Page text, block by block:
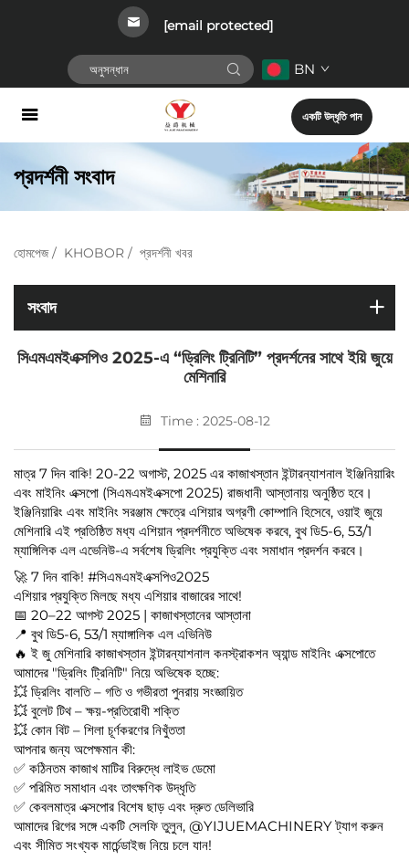
[email protected]
BN
একটি উদ্ধৃতি পান
প্রদর্শনী সংবাদ
হোমপেজ/ KHOBOR / প্রদর্শনী খবর
সংবাদ
সিএমএমইএক্সপিও 2025-এ “ড্রিলিং ট্রিনিটি” প্রদর্শনের সাথে ইয়ি জুয়ে
মেশিনারি
Time : 2025-08-12
মাত্র 7 দিন বাকি! 20-22 অগাস্ট, 2025 এর কাজাখস্তান ইন্টারন্যাশনাল ইঞ্জিনিয়ারিং
এবং মাইনিং এক্সপো (সিএমএমইএক্সপো 2025) রাজধানী আস্তানায় অনুষ্ঠিত হবে।
ইঞ্জিনিয়ারিং এবং মাইনিং সরঞ্জাম ক্ষেত্রে এশিয়ার অগ্রণী কোম্পানি হিসেবে, ওয়াই জুয়ে
মেশিনারি এই প্রতিষ্ঠিত মধ্য এশিয়ান প্রদর্শনীতে অভিষেক করবে, বুথ ডি5-6, 53/1
ম্যাঙ্গিলিক এল এভেনিউ-এ সর্বশেষ ড্রিলিং প্রযুক্তি এবং সমাধান প্রদর্শন করবে।
🚀 7 দিন বাকি! #সিএমএমইএক্সপিও2025
এশিয়ার প্রযুক্তি মিলছে মধ্য এশিয়ার বাজারের সাথে!
📅 20–22 আগস্ট 2025 | কাজাখস্তানের আস্তানা
📍 বুথ ডি5-6, 53/1 ম্যাঙ্গালিক এল এভিনিউ
🔥 ই জু মেশিনারি কাজাখস্তান ইন্টারন্যাশনাল কনস্ট্রাকশন অ্যান্ড মাইনিং এক্সপোতে
আমাদের "ড্রিলিং ট্রিনিটি" নিয়ে অভিষেক হচ্ছে:
💥 ড্রিলিং বালতি – গতি ও গভীরতা পুনরায় সংজ্ঞায়িত
💥 বুলেট টিথ – ক্ষয়-প্রতিরোধী শক্তি
💥 কোন বিট – শিলা চূর্ণকরণের নিখুঁততা
আপনার জন্য অপেক্ষমান কী:
✅ কঠিনতম কাজাখ মাটির বিরুদ্ধে লাইভ ডেমো
✅ পরিমিত সমাধান এবং তাৎক্ষণিক উদ্ধৃতি
✅ কেবলমাত্র এক্সপোর বিশেষ ছাড় এবং দ্রুত ডেলিভারি
আমাদের রিগের সঙ্গে একটি সেলফি তুলুন, @YIJUEMACHINERY ট্যাগ করুন
এবং সীমিত সংখ্যক মার্চেন্ডাইজ নিয়ে চলে যান!